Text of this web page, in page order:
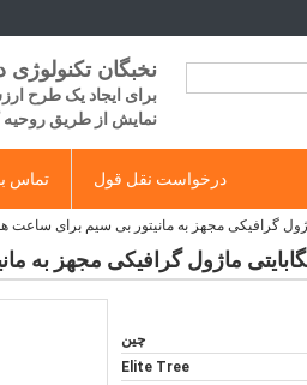
نخبگان
برای ایجاد یک طرح
​​نمایش از طریق روحیه
تماس درخواست نقل قول
چین
Elite Tree